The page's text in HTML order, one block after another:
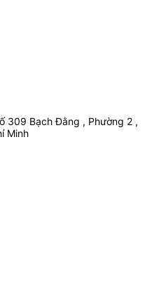
309 Bạch Đằng , Phường 2 ,
Minh